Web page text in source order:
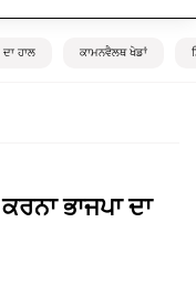
ਹਾਲ ਕਾਮਨਵੈਲਥ ਖੇਡਾਂ
ਭਾਜਪਾ ਦਾ